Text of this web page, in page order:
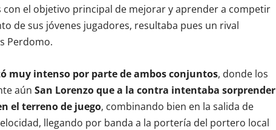
con el objetivo principal de mejorar y aprender a competir
de sus jóvenes jugadores, resultaba pues un rival
Perdomo.
muy intenso por parte de ambos conjuntos, donde los
aún San Lorenzo que a la contra intentaba sorprender
el terreno de juego, combinando bien en la salida de
llegando por banda a la portería del portero local